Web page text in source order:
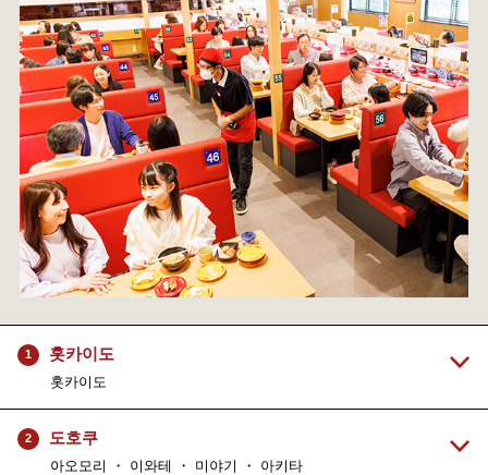
1 홋카이도
홋카이도
2 도호쿠
아오모리 ・ 이와테 ・ 미야기 ・ 아키타